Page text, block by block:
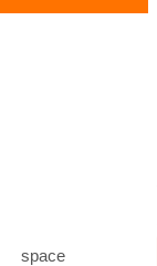
space